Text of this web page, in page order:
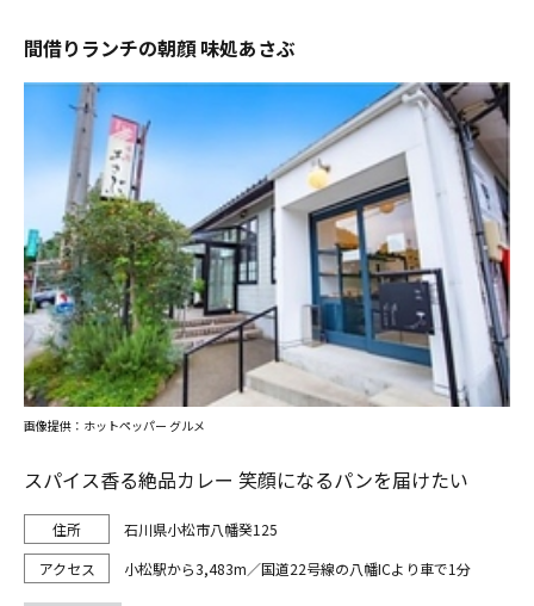
間借りランチの朝顔 味処あさぶ
スパイス香る絶品カレー 笑顔になるパンを届けたい
石川県小松市八幡癸125
小松駅から3,483m／国道22号線の八幡ICより車で1分
画像提供：ホットペッパー グルメ